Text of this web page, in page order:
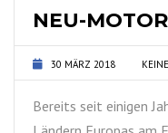
NEU-
30 MÄRZ 2018
Bereits seit einigen